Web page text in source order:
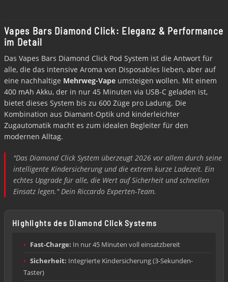
Vapes Bars Diamond Click: Eleganz & Performance
im Detail
Das Vapes Bars Diamond Click Pod System ist die Antwort für
alle, die das intensive Aroma von Disposables lieben, aber auf
eine nachhaltige Mehrweg-Vape umsteigen wollen. Mit einem
400 mAh Akku, der in nur 45 Minuten via USB-C geladen ist,
bietet dieses System bis zu 600 Züge pro Ladung. Die
Kombination aus Diamant-Optik und kinderleichter
Zugautomatik macht es zum idealen Begleiter für den
modernen Alltag.
"Das Diamond Click System überzeugt 2026 vor allem durch seine
intelligente Kindersicherung und die extrem kurze Ladezeit. Ein
echtes Upgrade für alle, die Wert auf Sicherheit und schnellen
Einsatz legen." Dein Riccardo Experten-Team.
Highlights des Diamond Click Systems
› Fast-Charge: In nur 45 Minuten voll einsatzbereit
› Sicherheit: Integrierte Kindersicherung (3-Sekunden-
Taster)